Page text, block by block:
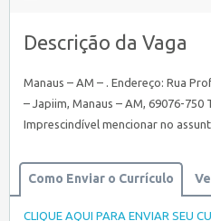
Descrição da Vaga
Manaus – AM – . Endereço: Rua
– Japiim, Manaus – AM, 69076-750
Imprescindível mencionar no
Como Enviar o Currículo
CLIQUE AQUI PARA ENVIAR SEU